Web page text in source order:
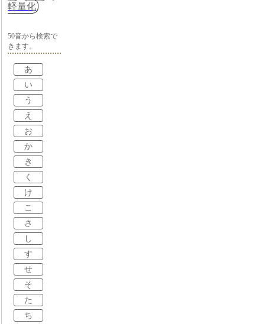
軽量化
50音から検索で
きます。
あ
い
う
え
お
か
き
く
け
こ
さ
し
す
せ
そ
た
ち